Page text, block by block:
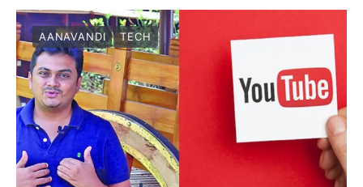
AANAVANDI TECH